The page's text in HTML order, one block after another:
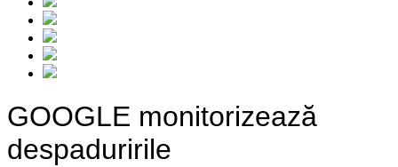
GOOGLE monitorizează
despaduririle